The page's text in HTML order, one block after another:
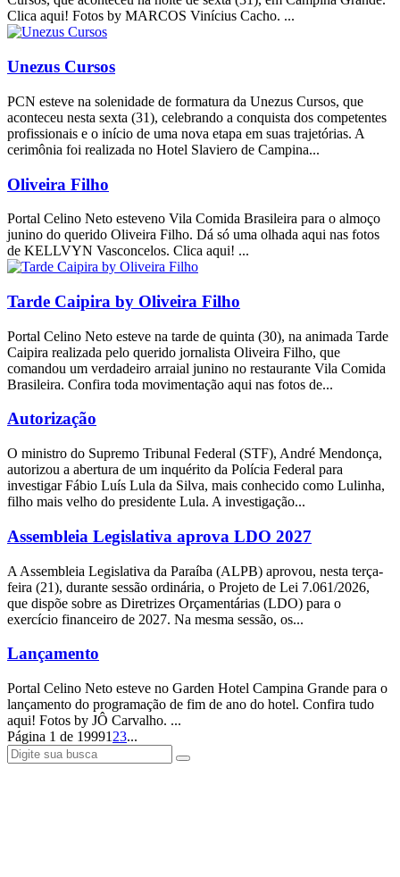
Clica aqui! Fotos by MARCOS Vinícius Cacho. ...
Unezus Cursos
PCN esteve na solenidade de formatura da Unezus Cursos, que
aconteceu nesta sexta (31), celebrando a conquista dos competentes
profissionais e o início de uma nova etapa em suas trajetórias. A
cerimônia foi realizada no Hotel Slaviero de Campina...
Oliveira Filho
Portal Celino Neto esteveno Vila Comida Brasileira para o almoço
junino do querido Oliveira Filho. Dá só uma olhada aqui nas fotos
de KELLVYN Vasconcelos. Clica aqui! ...
Tarde Caipira by Oliveira Filho
Portal Celino Neto esteve na tarde de quinta (30), na animada Tarde
Caipira realizada pelo querido jornalista Oliveira Filho, que
comandou um verdadeiro arraial junino no restaurante Vila Comida
Brasileira. Confira toda movimentação aqui nas fotos de...
Autorização
O ministro do Supremo Tribunal Federal (STF), André Mendonça,
autorizou a abertura de um inquérito da Polícia Federal para
investigar Fábio Luís Lula da Silva, mais conhecido como Lulinha,
filho mais velho do presidente Lula. A investigação...
Assembleia Legislativa aprova LDO 2027
A Assembleia Legislativa da Paraíba (ALPB) aprovou, nesta terça-
feira (21), durante sessão ordinária, o Projeto de Lei 7.061/2026,
que dispõe sobre as Diretrizes Orçamentárias (LDO) para o
exercício financeiro de 2027. Na mesma sessão, os...
Lançamento
Portal Celino Neto esteve no Garden Hotel Campina Grande para o
lançamento do programação de fim de ano do hotel. Confira tudo
aqui! Fotos by JÔ Carvalho. ...
Página 1 de 19991 23...